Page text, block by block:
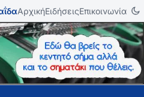
ΑρχικήΕιδήσειςΕπικοινωνία